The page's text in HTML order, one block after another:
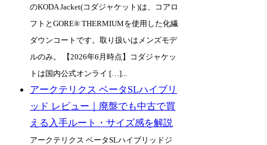
のKODA Jacket(コダジャケット)は、コアロ
フトとGORE® THERMIUMを使用した化繊
ダウンコートです。取り扱いはメンズモデ
ルのみ。 【2026年6月時点】コダジャケッ
トは国内公式オンライ […]...
アークテリクス ベータSLハイブリ
ッド レビュー｜廃盤でも中古で買
える入手ルート・サイズ感を解説
アークテリクス ベータSLハイブリッドジ